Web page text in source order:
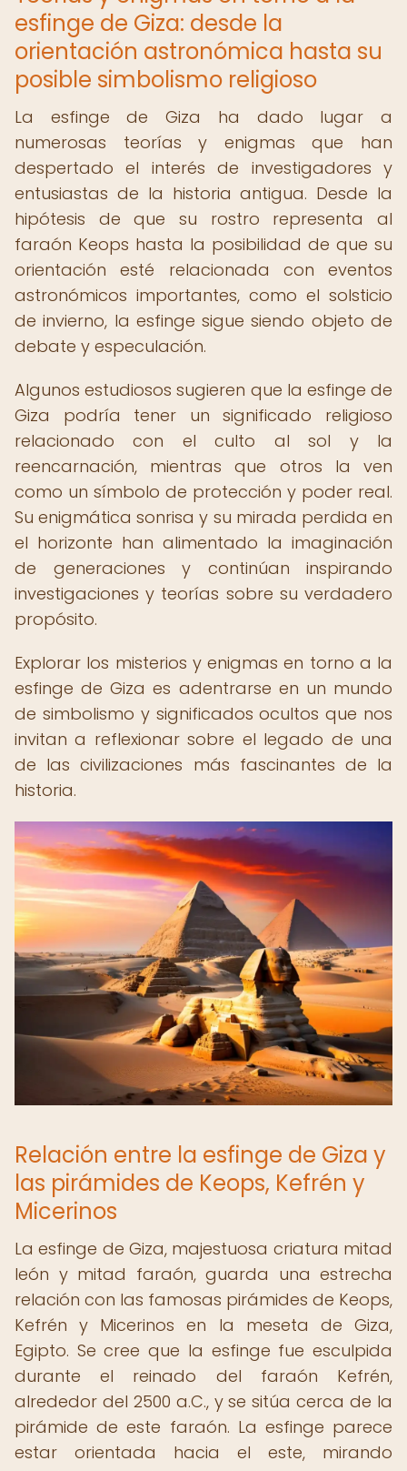
esfinge de Giza: desde la
orientación astronómica hasta su
posible simbolismo religioso
La esfinge de Giza ha dado lugar a
numerosas teorías y enigmas que han
despertado el interés de investigadores y
entusiastas de la historia antigua. Desde la
hipótesis de que su rostro representa al
faraón Keops hasta la posibilidad de que su
orientación esté relacionada con eventos
astronómicos importantes, como el solsticio
de invierno, la esfinge sigue siendo objeto de
debate y especulación.
Algunos estudiosos sugieren que la esfinge de
Giza podría tener un significado religioso
relacionado con el culto al sol y la
reencarnación, mientras que otros la ven
como un símbolo de protección y poder real.
Su enigmática sonrisa y su mirada perdida en
el horizonte han alimentado la imaginación
de generaciones y continúan inspirando
investigaciones y teorías sobre su verdadero
propósito.
Explorar los misterios y enigmas en torno a la
esfinge de Giza es adentrarse en un mundo
de simbolismo y significados ocultos que nos
invitan a reflexionar sobre el legado de una
de las civilizaciones más fascinantes de la
historia.
Relación entre la esfinge de Giza y
las pirámides de Keops, Kefrén y
Micerinos
La esfinge de Giza, majestuosa criatura mitad
león y mitad faraón, guarda una estrecha
relación con las famosas pirámides de Keops,
Kefrén y Micerinos en la meseta de Giza,
Egipto. Se cree que la esfinge fue esculpida
durante el reinado del faraón Kefrén,
alrededor del 2500 a.C., y se sitúa cerca de la
pirámide de este faraón. La esfinge parece
estar orientada hacia el este, mirando